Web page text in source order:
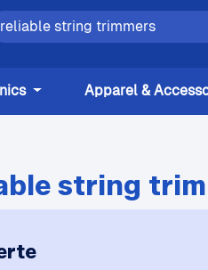
Apparel &
string